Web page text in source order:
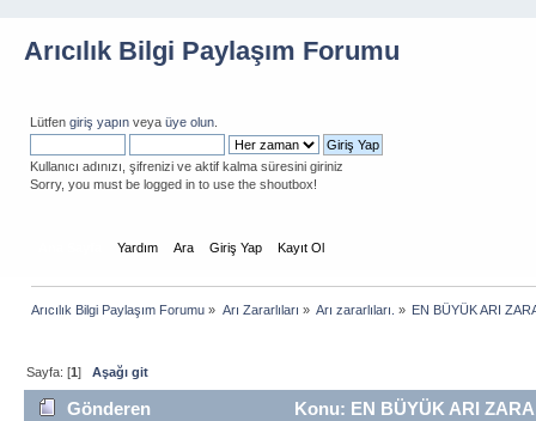
Arıcılık Bilgi Paylaşım Forumu
Lütfen giriş yapın veya üye olun
Kullanıcı adınızı, şifrenizi ve aktif kalma süresini giriniz
Sorry, you must be logged in to use the shoutbox!
Yardım Ara Giriş Yap Kayıt Ol
Arıcılık Bilgi Paylaşım Forumu » Arı Zararlıları » Arı zararlıları. » EN BÜYÜK ARI
Sayfa: [1]Aşağı git
Gönderen Konu: EN BÜYÜK ARI